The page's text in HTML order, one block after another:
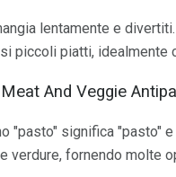
lentamente e
piccoli piatti, idealmente
And Veggie
"pasto" significa "pasto"
verdure, fornendo molte